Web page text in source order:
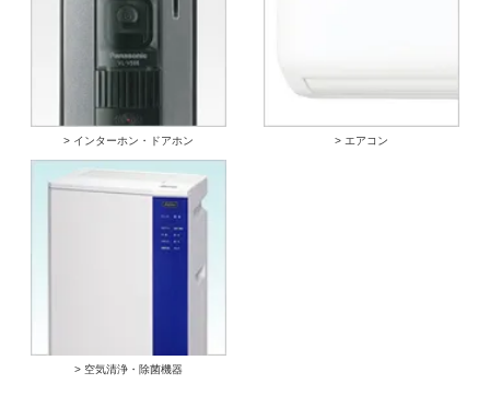
> インターホン・ドアホン > エアコン
> 空気清浄・除菌機器